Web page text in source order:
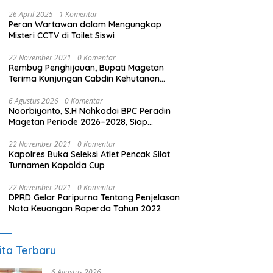
26 April 2025 1 Komentar
Peran Wartawan dalam Mengungkap
Misteri CCTV di Toilet Siswi
22 November 2021 0 Komentar
Rembug Penghijauan, Bupati Magetan
Terima Kunjungan Cabdin Kehutanan
6 Agustus 2026 0 Komentar
Noorbiyanto, S.H Nahkodai BPC Peradin
Magetan Periode 2026–2028, Siap
22 November 2021 0 Komentar
Kapolres Buka Seleksi Atlet Pencak Silat
Turnamen Kapolda Cup
22 November 2021 0 Komentar
DPRD Gelar Paripurna Tentang Penjelasan
Nota Keuangan Raperda Tahun 2022
Terbaru